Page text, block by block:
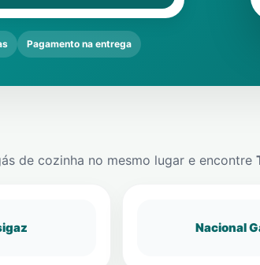
Pagamento na entrega
de cozinha no mesmo lugar e encontre
Nacional